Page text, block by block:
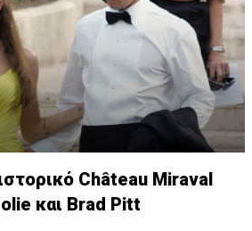
Château Miraval
και Brad Pitt